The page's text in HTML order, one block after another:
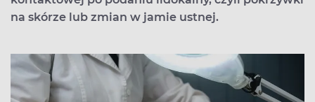
na skórze lub zmian w jamie ustnej.